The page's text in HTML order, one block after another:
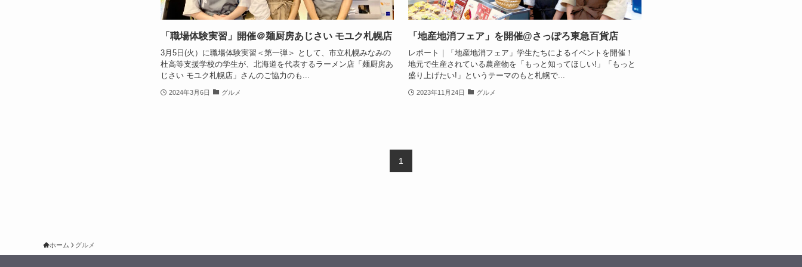
「職場体験実習」開催＠麺厨房あじさい モユク札幌店
3月5日(火）に職場体験実習＜第一弾＞ として、市立札幌みなみの
杜高等支援学校の学生が、北海道を代表するラーメン店「麺厨房あ
じさい モユク札幌店」さんのご協力のも...
2024年3月6日 グルメ
「地産地消フェア」を開催@さっぽろ東急百貨店
レポート｜「地産地消フェア」学生たちによるイベントを開催！
地元で生産されている農産物を「もっと知ってほしい!」「もっと
盛り上げたい!」というテーマのもと札幌で...
2023年11月24日 グルメ
1
ホーム グルメ